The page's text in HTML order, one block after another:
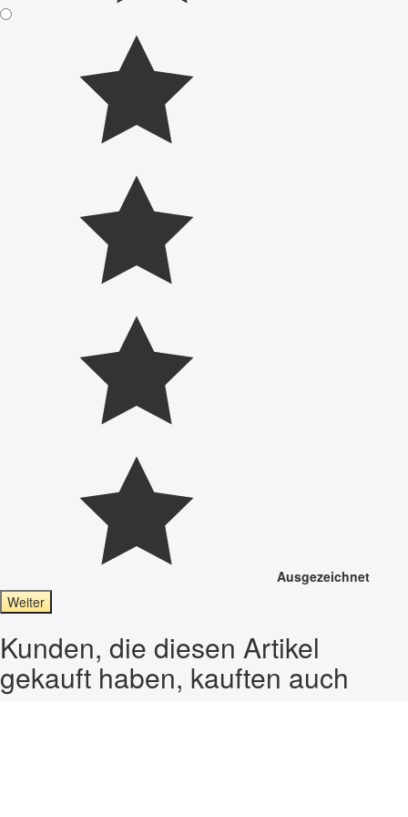
Ausgezeichnet
Weiter
Kunden, die diesen Artikel
gekauft haben, kauften auch